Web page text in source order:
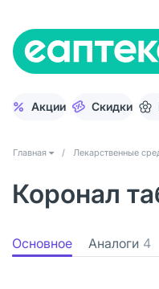
Акции Скидки
Главная / Лекарственные
Коронал
Основное Аналоги 4